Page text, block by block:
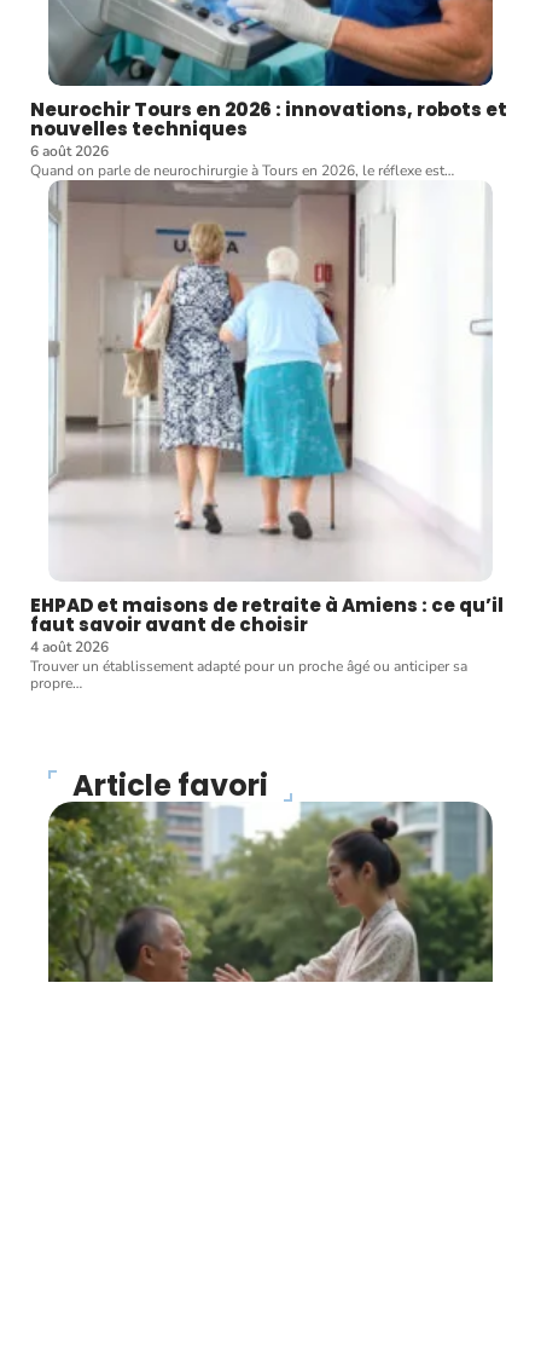
Neurochir Tours en 2026 : innovations, robots et
nouvelles techniques
6 août 2026
Quand on parle de neurochirurgie à Tours en 2026, le réflexe est…
EHPAD et maisons de retraite à Amiens : ce qu’il
faut savoir avant de choisir
4 août 2026
Trouver un établissement adapté pour un proche âgé ou anticiper sa
propre…
Article favori